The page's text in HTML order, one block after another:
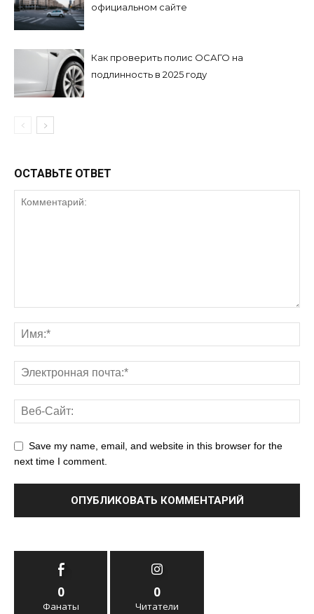
официальном сайте
Как проверить полис ОСАГО на
подлинность в 2025 году
ОСТАВЬТЕ ОТВЕТ
Save my name, email, and website in this browser for the
next time I comment.
0
Фанаты
0
Читатели